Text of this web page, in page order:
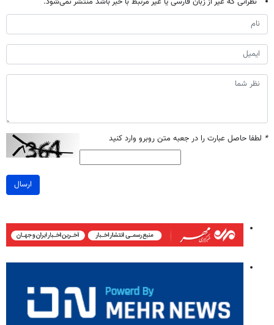
* لطفا حاصل عبارت را در جعبه متن روبرو وارد کنید
ارسال